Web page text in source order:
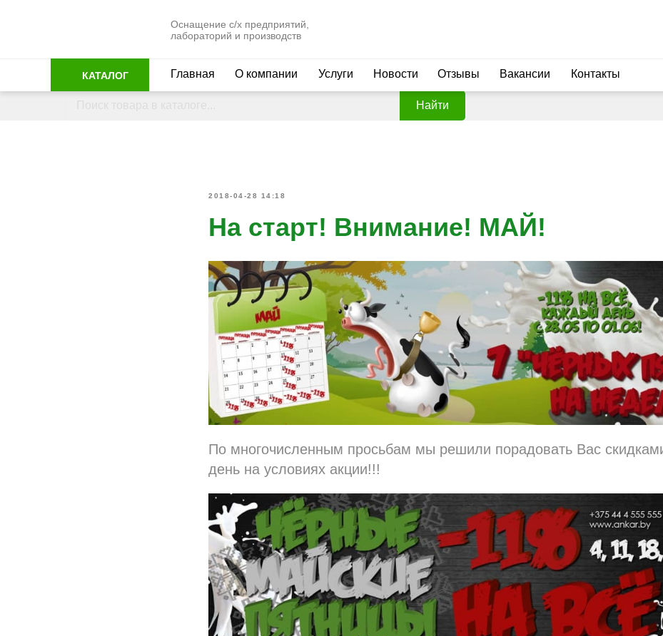
Оснащение с/х предприятий,
лабораторий и производств
КАТАЛОГ Главная О компании Услуги Новости Отзывы Вакансии Контакты
Найти
2018-04-28 14:18
На старт! Внимание! МАЙ!
По многочисленным просьбам мы решили порадовать Вас
день на условиях акции!!!